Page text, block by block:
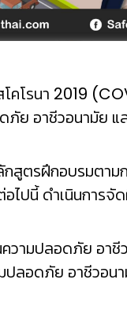
คโรนา 2019
ย อาชีวอนามัย แ
สูตรฝึกอบรมตาม
ไปนี้ ดำเนินการจั
วามปลอดภัย อาชี
ลอดภัย อาชีวอน